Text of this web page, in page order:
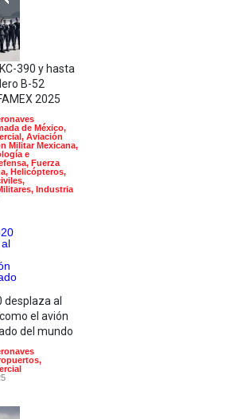
390 y hasta
B-52
2025
de México,
, Aviación
Militar Mexicana,
e
, Fuerza
, Helicópteros,
,
, Industria
desplaza al
el avión
del mundo
,